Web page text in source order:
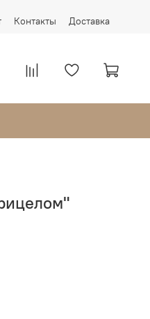
Контакты Доставка